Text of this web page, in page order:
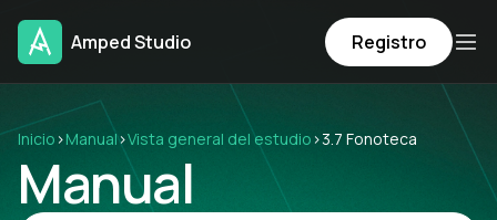
Amped Studio Registro
Inicio›Manual›Vista general del estudio ›3.7 Fonoteca
Manual